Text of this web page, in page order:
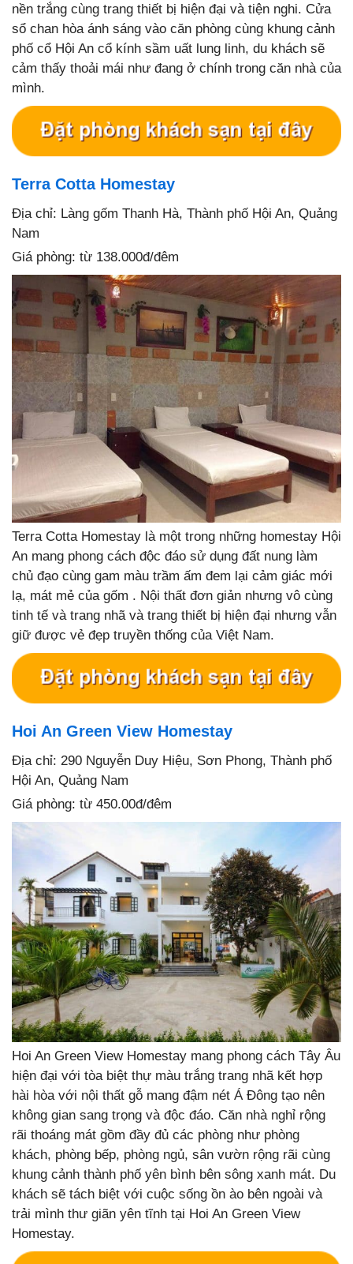
nền trắng cùng trang thiết bị hiện đại và tiện nghi. Cửa
sổ chan hòa ánh sáng vào căn phòng cùng khung cảnh
phố cổ Hội An cổ kính sầm uất lung linh, du khách sẽ
cảm thấy thoải mái như đang ở chính trong căn nhà của
mình.
Terra Cotta Homestay
Địa chỉ: Làng gốm Thanh Hà, Thành phố Hội An, Quảng
Nam
Giá phòng: từ 138.000đ/đêm
Terra Cotta Homestay là một trong những homestay Hội
An mang phong cách độc đáo sử dụng đất nung làm
chủ đạo cùng gam màu trầm ấm đem lại cảm giác mới
lạ, mát mẻ của gốm . Nội thất đơn giản nhưng vô cùng
tinh tế và trang nhã và trang thiết bị hiện đại nhưng vẫn
giữ được vẻ đẹp truyền thống của Việt Nam.
Hoi An Green View Homestay
Địa chỉ: 290 Nguyễn Duy Hiệu, Sơn Phong, Thành phố
Hội An, Quảng Nam
Giá phòng: từ 450.00đ/đêm
Hoi An Green View Homestay mang phong cách Tây Âu
hiện đại với tòa biệt thự màu trắng trang nhã kết hợp
hài hòa với nội thất gỗ mang đậm nét Á Đông tạo nên
không gian sang trọng và độc đáo. Căn nhà nghỉ rộng
rãi thoáng mát gồm đầy đủ các phòng như phòng
khách, phòng bếp, phòng ngủ, sân vườn rộng rãi cùng
khung cảnh thành phố yên bình bên sông xanh mát. Du
khách sẽ tách biệt với cuộc sống ồn ào bên ngoài và
trải mình thư giãn yên tĩnh tại Hoi An Green View
Homestay.